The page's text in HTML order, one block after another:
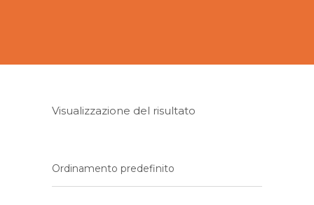
Visualizzazione del risultato
Ordinamento predefinito